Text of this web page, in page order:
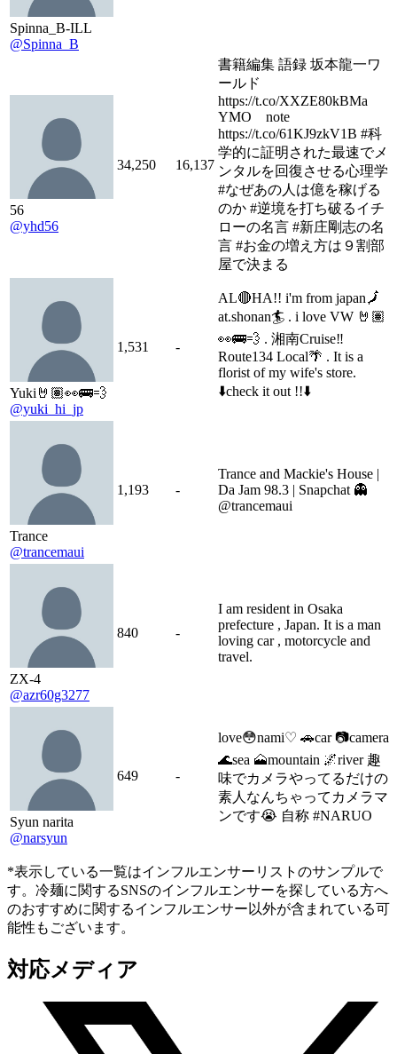
Spinna_B-ILL
@Spinna_B
56
@yhd56
34,250 16,137
書籍編集 語録 坂本龍一ワ
ールド
https://t.co/XXZE80kBMa
YMO note
https://t.co/61KJ9zkV1B #科
学的に証明された最速でメ
ンタルを回復させる心理学
#なぜあの人は億を稼げる
のか #逆境を打ち破るイチ
ローの名言 #新庄剛志の名
言 #お金の増え方は９割部
屋で決まる
Yuki🤘🏽👀🚌💨
@yuki_hi_jp
1,531 -
AL🔴HA!! i'm from japan🗾
at.shonan🏄 . i love VW 🤘🏽
👀🚌💨 . 湘南Cruise‼︎
Route134 Local🌴 . It is a
florist of my wife's store.
⬇️check it out !!⬇️
Trance
@trancemaui
1,193 -
Trance and Mackie's House |
Da Jam 98.3 | Snapchat 👻
@trancemaui
ZX-4
@azr60g3277
840 -
I am resident in Osaka
prefecture , Japan. It is a man
loving car , motorcycle and
travel.
Syun narita
@narsyun
649 -
love😳nami♡ 🚗car 📷camera
🌊sea 🗻mountain 🌌river 趣
味でカメラやってるだけの
素人なんちゃってカメラマ
ンです😭 自称 #NARUO
*表示している一覧はインフルエンサーリストのサンプルで
す。冷麺に関するSNSのインフルエンサーを探している方へ
のおすすめに関するインフルエンサー以外が含まれている可
能性もございます。
対応メディア